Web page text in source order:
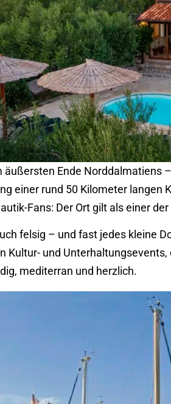
Ende
einer rund 50 Kilometer
Fans: Der Ort gilt als einer
felsig – und fast jedes kleine
und
mediterran und herzlich.